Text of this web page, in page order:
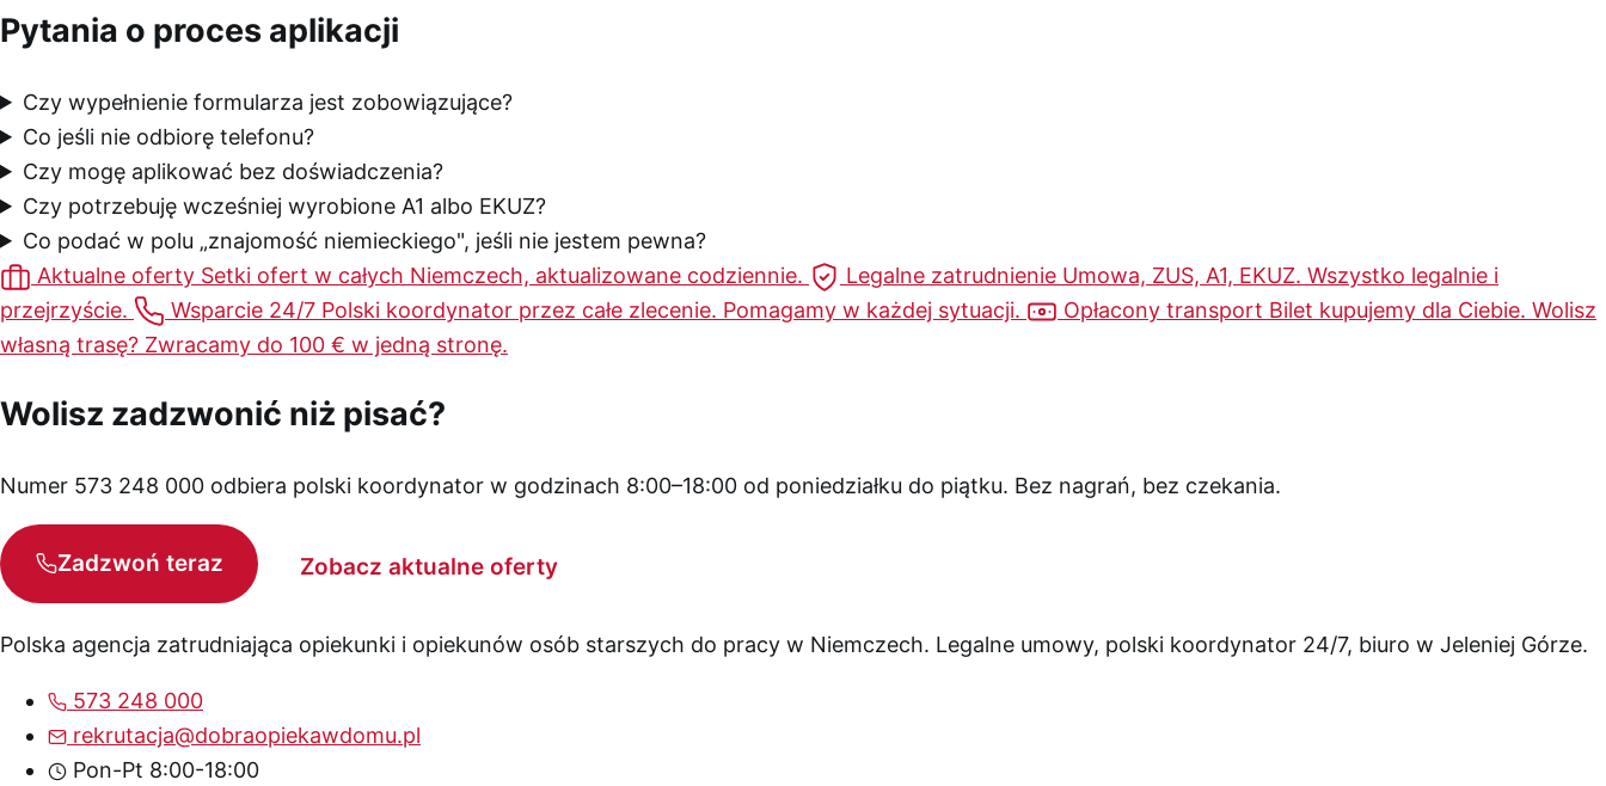
Pytania o proces aplikacji
Czy wypełnienie formularza jest zobowiązujące?
Co jeśli nie odbiorę telefonu?
Czy mogę aplikować bez doświadczenia?
Czy potrzebuję wcześniej wyrobione A1 albo EKUZ?
Co podać w polu „znajomość niemieckiego", jeśli nie jestem pewna?
Aktualne oferty Setki ofert w całych Niemczech, aktualizowane codziennie. Legalne zatrudnienie Umowa, ZUS, A1, EKUZ. Wszystko legalnie i
przejrzyście.
Wsparcie 24/7 Polski koordynator przez całe zlecenie. Pomagamy w każdej sytuacji. Opłacony transport Bilet kupujemy dla Ciebie. Wolisz
własną trasę? Zwracamy do 100 € w jedną stronę.
Wolisz zadzwonić niż pisać?
Numer 573 248 000 odbiera polski koordynator w godzinach 8:00–18:00 od poniedziałku do piątku. Bez nagrań, bez czekania.
Zadzwoń teraz Zobacz aktualne oferty
Polska agencja zatrudniająca opiekunki i opiekunów osób starszych do pracy w Niemczech. Legalne umowy, polski koordynator 24/7, biuro w Jeleniej Górze.
573 248 000
rekrutacja@dobraopiekawdomu.pl
Pon-Pt 8:00-18:00